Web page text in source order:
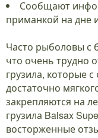
Сообщают
приманкой на дне
Часто рыболовы с
что очень трудно
грузила, которые
достаточно
закрепляются на
грузила Balsax
восторженные